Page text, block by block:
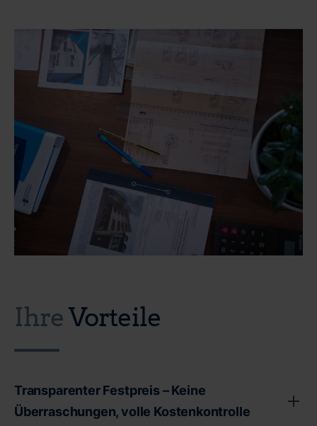
IhreVorteile
Transparenter Festpreis – Keine
Überraschungen, volle Kostenkontrolle